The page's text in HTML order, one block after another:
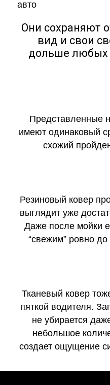
Они сохраняют
вид и свои
дольше любых
Представленные
имеют одинаковый
схожий
Резиновый ковер
выглядит уже
Даже после мойки
“свежим” ровно
Тканевый ковер
пяткой водителя.
не убирается
небольшое
создает ощущение